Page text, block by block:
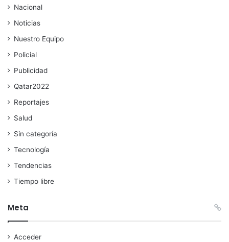
Nacional
Noticias
Nuestro Equipo
Policial
Publicidad
Qatar2022
Reportajes
Salud
Sin categoría
Tecnología
Tendencias
Tiempo libre
Meta
Acceder